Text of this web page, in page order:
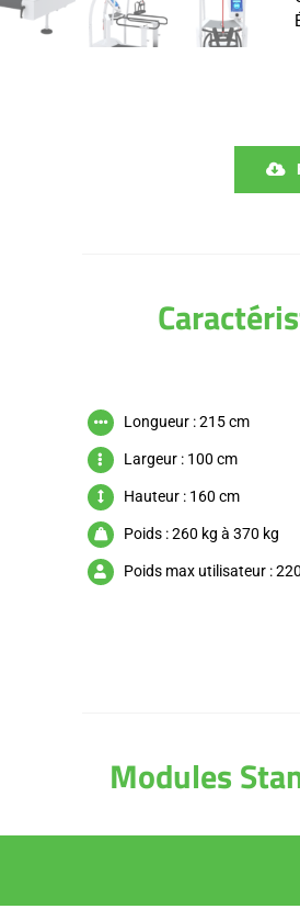
Longueur : 215 cm
Largeur : 100 cm
Hauteur : 160 cm
Poids : 260 kg à 370 kg
Poids max utilisateur :
Modules